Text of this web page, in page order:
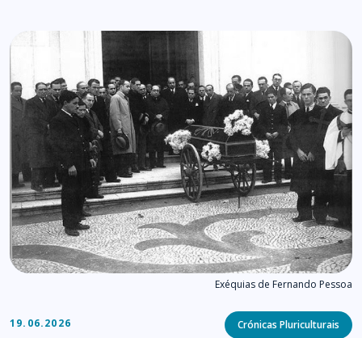
Exéquias de Fernando Pessoa
19.06.2026 Categories
Crónicas Pluriculturais